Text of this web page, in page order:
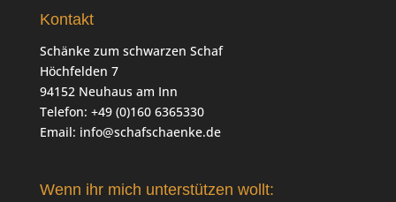
Kontakt
Schänke zum schwarzen Schaf
Höchfelden 7
94152 Neuhaus am Inn
Telefon: +49 (0)160 6365330
Email: info@schafschaenke.de
Wenn ihr mich unterstützen wollt: